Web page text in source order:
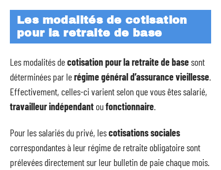
Les modalités de cotisation
pour la retraite de base
Les modalités decotisation pour la retraite de basesont
déterminées par lerégime général d’assurance vieillesse.
Effectivement, celles-ci varient selon que vous êtes salarié,
travailleur indépendant oufonctionnaire.
Pour les salariés du privé, lescotisations sociales
correspondantes à leur régime de retraite obligatoire sont
prélevées directement sur leur bulletin de paie chaque mois.